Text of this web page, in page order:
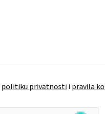
politiku privatnosti i pravila